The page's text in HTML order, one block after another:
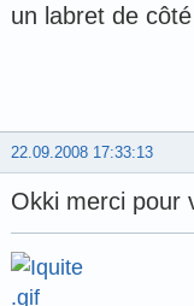
un labret de
22.09.2008 17:33:13
Okki merci pour